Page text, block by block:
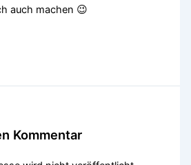
auch machen 😉
Kommentar